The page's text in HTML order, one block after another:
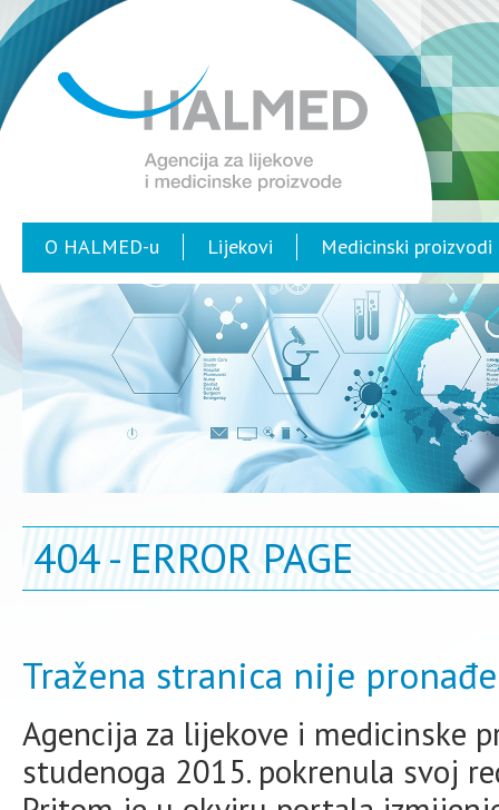
O HALMED-u Lijekovi Medicinski proizvodi
404 - ERROR PAGE
Tražena stranica nije
Agencija za lijekove i medicinske
studenoga 2015. pokrenula svoj